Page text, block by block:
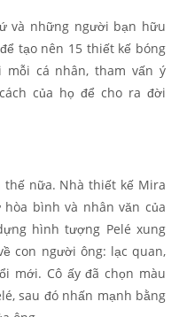
và những người bạn hữu
tạo nên 15 thiết kế bóng
mỗi cá nhân, tham vấn ý
của họ để cho ra đời
thế nữa. Nhà thiết kế Mira
bình và nhân văn của
hình tượng Pelé xung
con người ông: lạc quan,
mới. Cô ấy đã chọn màu
sau đó nhấn mạnh bằng